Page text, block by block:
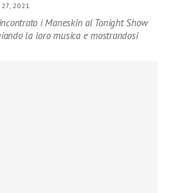
27, 2021
i Maneskin al Tonight Show
la loro musica e mostrandosi